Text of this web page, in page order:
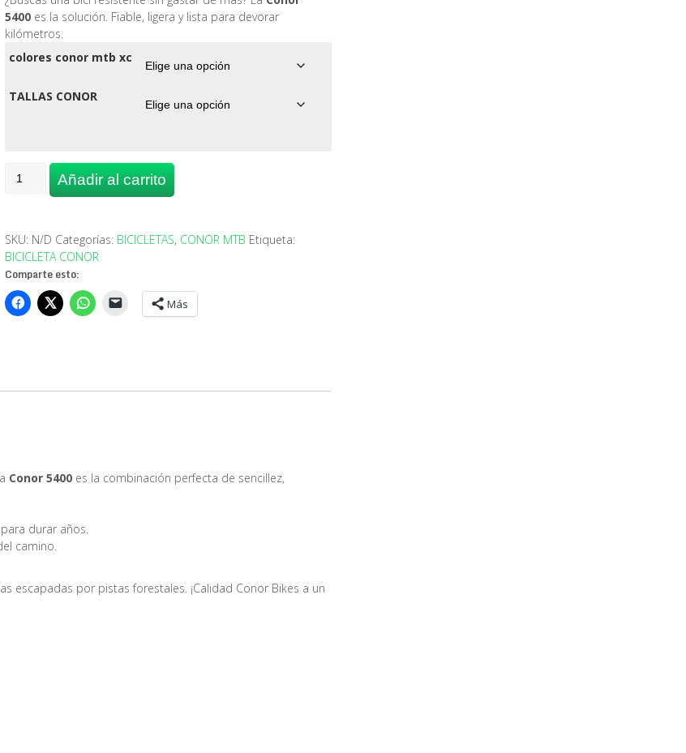
5400es la solución. Fiable, ligera y lista para devorar
kilómetros.
colores conor mtb xc
TALLAS CONOR
BICICLETA
CONOR
cantidad
Añadir al carrito
SKU: N/D Categorías: BICICLETAS, CONOR MTB Etiqueta:
BICICLETA CONOR
Comparte esto:
Más
Conor 5400 es la combinación perfecta de sencillez,
durar años.
camino.
escapadas por pistas forestales. ¡Calidad Conor Bikes a un